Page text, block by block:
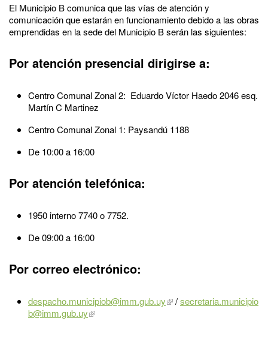
El Municipio B comunica que las vías de atención y
comunicación que estarán en funcionamiento debido a las obras
emprendidas en la sede del Municipio B serán las siguientes:
Por atención presencial dirigirse a:
Centro Comunal Zonal 2: Eduardo Víctor Haedo 2046 esq.
Martín C Martinez
Centro Comunal Zonal 1: Paysandú 1188
De 10:00 a 16:00
Por atención telefónica:
1950 interno 7740 o 7752.
De 09:00 a 16:00
Por correo electrónico:
despacho.municipiob@imm.gub.uy /secretaria.municipio
b@imm.gub.uy